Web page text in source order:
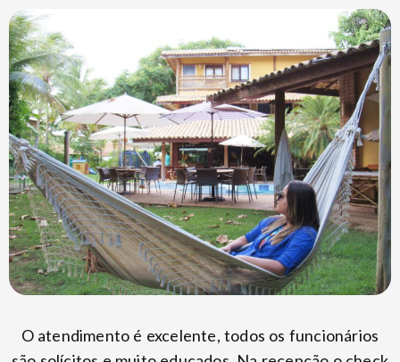
O atendimento é excelente, todos os funcionários